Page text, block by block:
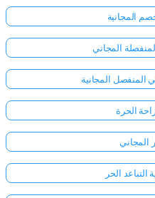
المجانية
المجاني
المنفصل المجانية
الحرة
المجاني
الحر